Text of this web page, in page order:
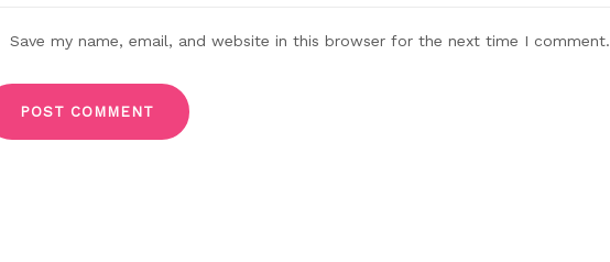
Save my name, email, and website in this browser for the next time I comment.